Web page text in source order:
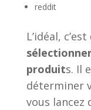
reddit
L’idéal,
produits. Il
déterminer
vous lancez